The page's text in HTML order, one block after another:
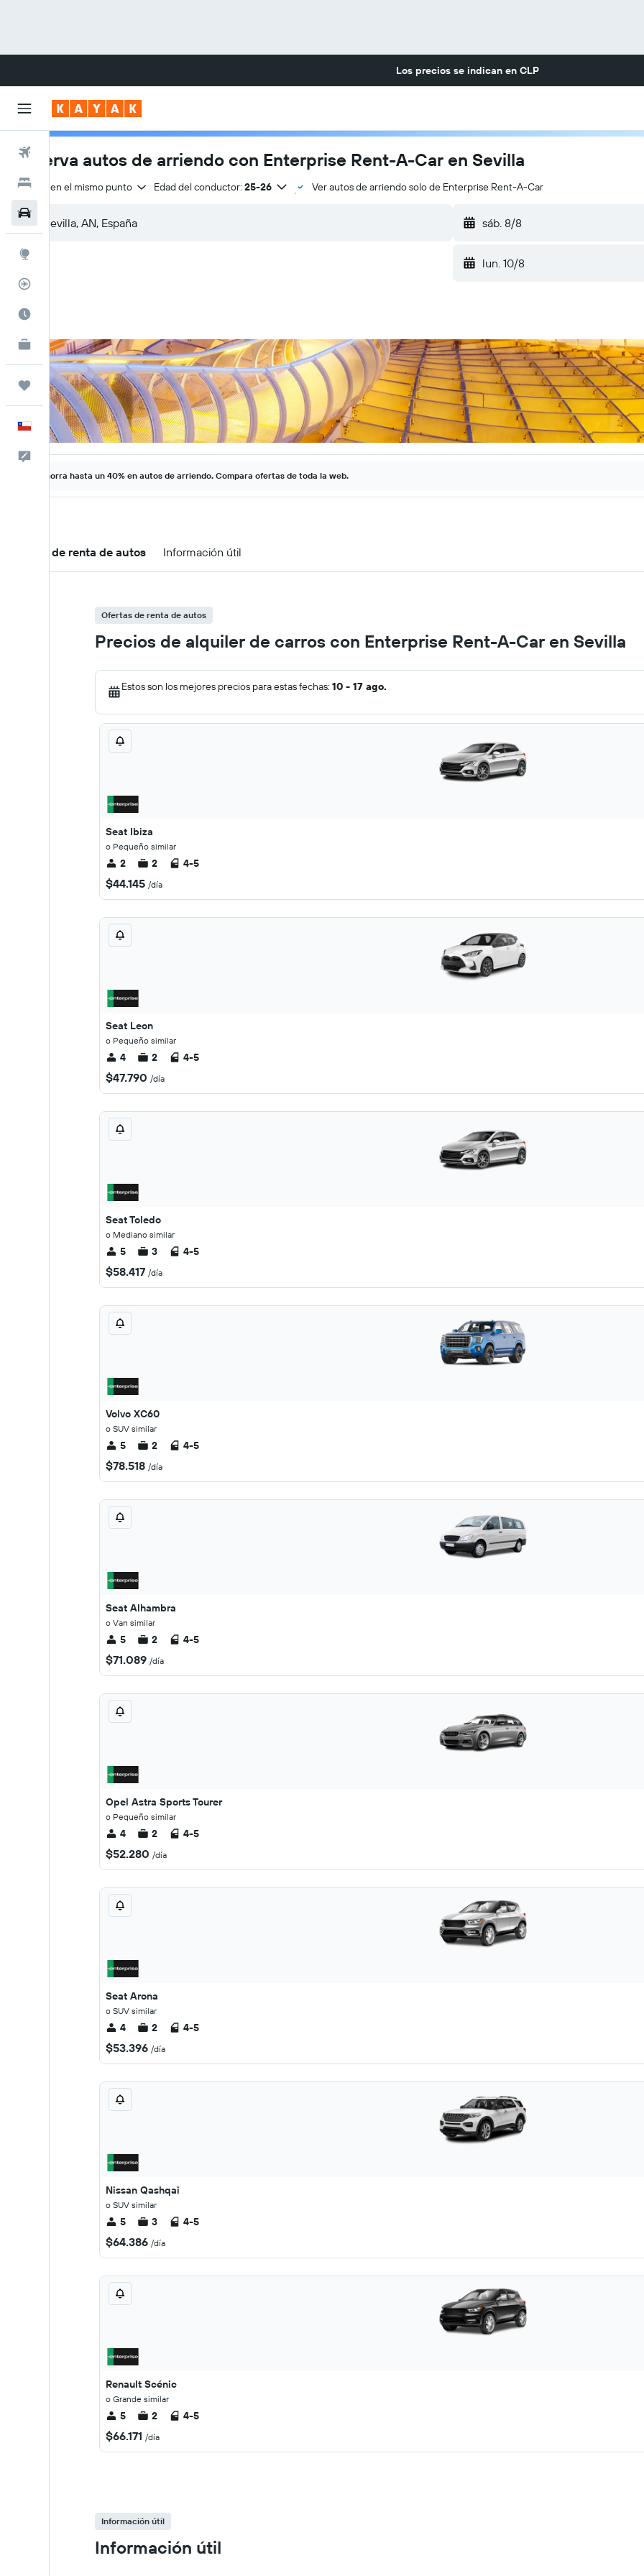
Los precios se indican en CLP
Hoteles
KAYAK for Business
NUEVO
Trips
Español
Comentarios
Reserva autos de arriendo con Enterprise Rent-A-Car en Sevilla
Entrega en el mismo punto Edad del conductor: 25-26 Ver autos de arriendo solo de Enterprise Rent-A-Car
sáb. 8/8
lun. 10/8
Ahorra hasta un 40% en autos de arriendo. Compara ofertas de toda la web.
Ofertas de renta de autos Información útil
Ofertas de renta de autos
Precios de alquiler de carros con Enterprise Rent-A-Car en Sevilla
Estos son los mejores precios para estas fechas: 10 - 17 ago.
Seat Ibiza
o Pequeño similar
2 2 4-5
$44.145 /día
Seat Leon
o Pequeño similar
4 2 4-5
$47.790 /día
Seat Toledo
o Mediano similar
5 3 4-5
$58.417 /día
Volvo XC60
o SUV similar
5 2 4-5
$78.518 /día
Seat Alhambra
o Van similar
5 2 4-5
$71.089 /día
Opel Astra Sports Tourer
o Pequeño similar
4 2 4-5
$52.280 /día
Seat Arona
o SUV similar
4 2 4-5
$53.396 /día
Nissan Qashqai
o SUV similar
5 3 4-5
$64.386 /día
Renault Scénic
o Grande similar
5 2 4-5
$66.171 /día
Información útil
Información útil